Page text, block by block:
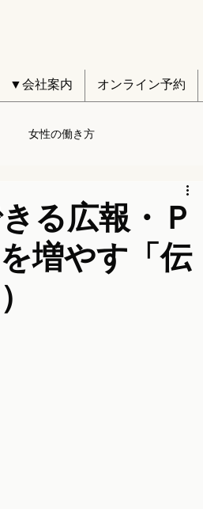
▼会社案内 オンライン予約
女性の働き方
る広報・Ｐ
増やす「伝